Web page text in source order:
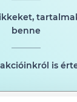
benne
is